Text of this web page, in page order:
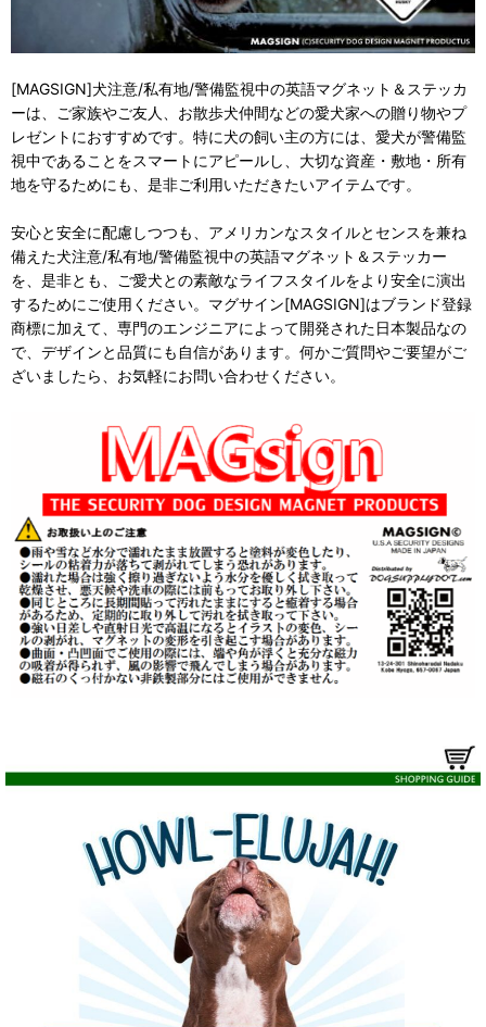
[MAGSIGN]犬注意/私有地/警備監視中の英語マグネット＆ステッカ
ーは、ご家族やご友人、お散歩犬仲間などの愛犬家への贈り物やプ
レゼントにおすすめです。特に犬の飼い主の方には、愛犬が警備監
視中であることをスマートにアピールし、大切な資産・敷地・所有
地を守るためにも、是非ご利用いただきたいアイテムです。
安心と安全に配慮しつつも、アメリカンなスタイルとセンスを兼ね
備えた犬注意/私有地/警備監視中の英語マグネット＆ステッカー
を、是非とも、ご愛犬との素敵なライフスタイルをより安全に演出
するためにご使用ください。マグサイン[MAGSIGN]はブランド登録
商標に加えて、専門のエンジニアによって開発された日本製品なの
で、デザインと品質にも自信があります。何かご質問やご要望がご
ざいましたら、お気軽にお問い合わせください。